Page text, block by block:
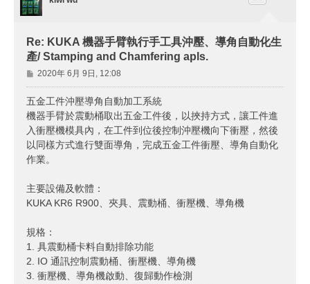
Re: KUKA 機器手臂執行手工具沖壓、導角自動化生
產/ Stamping and Chamfering apls.
文
章
2020年 6月 9日, 12:08
五金工件沖壓導角自動加工系統
機器手臂於震動桶取出五金工件後，以挾持方式，讓工件進
入衝壓機模具內，在工件到位後控制沖壓機向下衝壓，然後
以同樣方式進行雙面導角，完成五金工件衝壓、導角自動化
作業。
主要設備及軟體：
KUKA KR6 R900、夾具、震動桶、衝壓機、導角機
規格：
1. 具震動桶卡料自動排除功能
2. IO 通訊控制震動桶、衝壓機、導角機
3. 衝壓機、導角機啟動、復歸動作檢測